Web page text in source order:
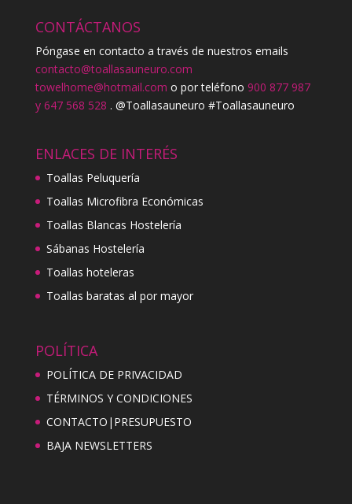
CONTÁCTANOS
Póngase en contacto a través de nuestros emails
contacto@toallasauneuro.com
towelhome@hotmail.com o por teléfono 900 877 987
y 647 568 528 . @Toallasauneuro #Toallasauneuro
ENLACES DE INTERÉS
Toallas Peluquería
Toallas Microfibra Económicas
Toallas Blancas Hostelería
Sábanas Hostelería
Toallas hoteleras
Toallas baratas al por mayor
POLÍTICA
POLÍTICA DE PRIVACIDAD
TÉRMINOS Y CONDICIONES
CONTACTO|PRESUPUESTO
BAJA NEWSLETTERS